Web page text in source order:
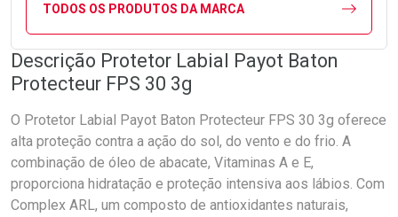
TODOS OS PRODUTOS DA MARCA
Descrição Protetor Labial Payot Baton
Protecteur FPS 30 3g
O Protetor Labial Payot Baton Protecteur FPS 30 3g oferece
alta proteção contra a ação do sol, do vento e do frio. A
combinação de óleo de abacate, Vitaminas A e E,
proporciona hidratação e proteção intensiva aos lábios. Com
Complex ARL, um composto de antioxidantes naturais,